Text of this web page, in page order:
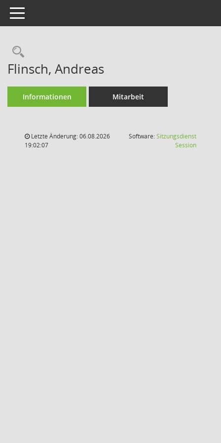
Toggle navigation
Rechercheauswahl
Flinsch, Andreas
Informationen Mitarbeit
Letzte Änderung: 06.08.2026
19:02:07
Software:Sitzungsdienst
Session(Wird in